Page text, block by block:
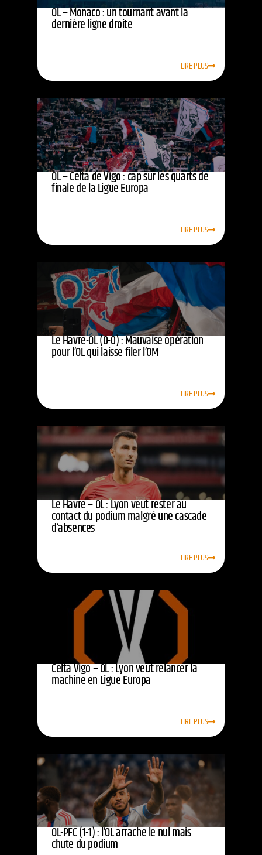
OL – Monaco : un tournant avant la
dernière ligne droite
LIRE PLUS
OL – Celta de Vigo : cap sur les quarts de
finale de la Ligue Europa
LIRE PLUS
Le Havre-OL (0-0) : Mauvaise opération
pour l’OL qui laisse filer l’OM
LIRE PLUS
Le Havre – OL : Lyon veut rester au
contact du podium malgré une cascade
d’absences
LIRE PLUS
Celta Vigo – OL : Lyon veut relancer la
machine en Ligue Europa
LIRE PLUS
OL-PFC (1-1) : l’OL arrache le nul mais
chute du podium